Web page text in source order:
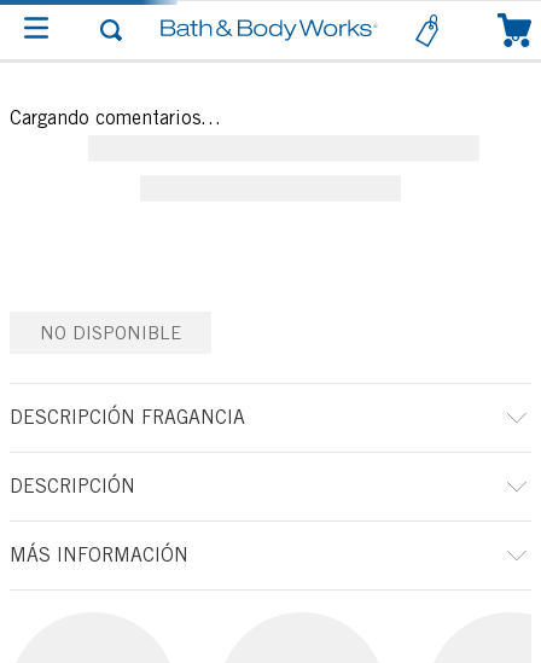
0
Cargando comentarios…
NO DISPONIBLE
DESCRIPCIÓN FRAGANCIA
DESCRIPCIÓN
MÁS INFORMACIÓN